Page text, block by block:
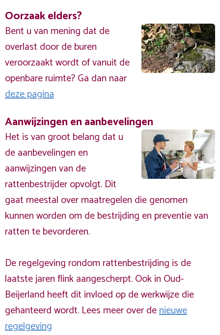
Oorzaak elders?
Bent u van mening dat de
overlast door de buren
veroorzaakt wordt of vanuit de
openbare ruimte? Ga dan naar
deze pagina
Aanwijzingen en aanbevelingen
Het is van groot belang dat u
de aanbevelingen en
aanwijzingen van de
rattenbestrijder opvolgt. Dit
gaat meestal over maatregelen die genomen
kunnen worden om de bestrijding en preventie van
ratten te bevorderen.
De regelgeving rondom rattenbestrijding is de
laatste jaren flink aangescherpt. Ook in Oud-
Beijerland heeft dit invloed op de werkwijze die
gehanteerd wordt. Lees meer over denieuwe
regelgeving